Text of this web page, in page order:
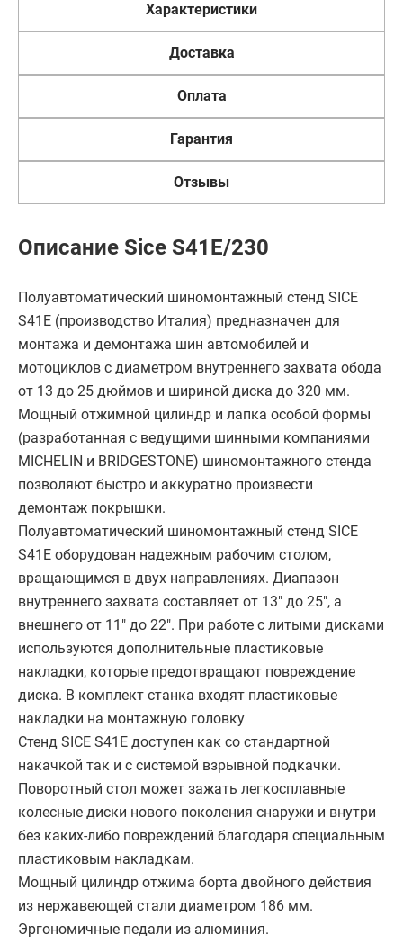
Характеристики
Доставка
Оплата
Гарантия
Отзывы
Описание Sice S41E/230
Полуавтоматический шиномонтажный стенд SICE
S41E (производство Италия) предназначен для
монтажа и демонтажа шин автомобилей и
мотоциклов с диаметром внутреннего захвата обода
от 13 до 25 дюймов и шириной диска до 320 мм.
Мощный отжимной цилиндр и лапка особой формы
(разработанная с ведущими шинными компаниями
MICHELIN и BRIDGESTONE) шиномонтажного стенда
позволяют быстро и аккуратно произвести
демонтаж покрышки.
Полуавтоматический шиномонтажный стенд SICE
S41E оборудован надежным рабочим столом,
вращающимся в двух направлениях. Диапазон
внутреннего захвата составляет от 13" до 25", а
внешнего от 11" до 22". При работе с литыми дисками
используются дополнительные пластиковые
накладки, которые предотвращают повреждение
диска. В комплект станка входят пластиковые
накладки на монтажную головку
Стенд SICE S41E доступен как со стандартной
накачкой так и с системой взрывной подкачки.
Поворотный стол может зажать легкосплавные
колесные диски нового поколения снаружи и внутри
без каких-либо повреждений благодаря специальным
пластиковым накладкам.
Мощный цилиндр отжима борта двойного действия
из нержавеющей стали диаметром 186 мм.
Эргономичные педали из алюминия.